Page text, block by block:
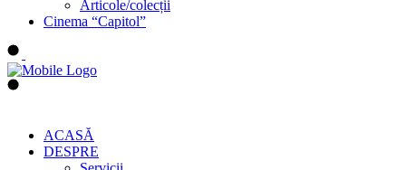
Articole/colecții
Cinema “Capitol”
ACASĂ
DESPRE